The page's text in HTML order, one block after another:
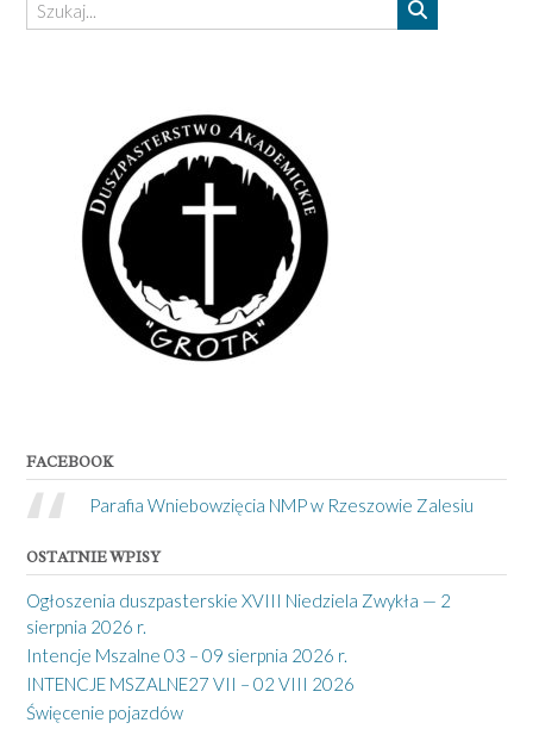
FACEBOOK
Parafia Wniebowzięcia NMP w Rzeszowie Zalesiu
OSTATNIE WPISY
Ogłoszenia duszpasterskie XVIII Niedziela Zwykła — 2
sierpnia 2026 r.
Intencje Mszalne 03 – 09 sierpnia 2026 r.
INTENCJE MSZALNE27 VII – 02 VIII 2026
Święcenie pojazdów